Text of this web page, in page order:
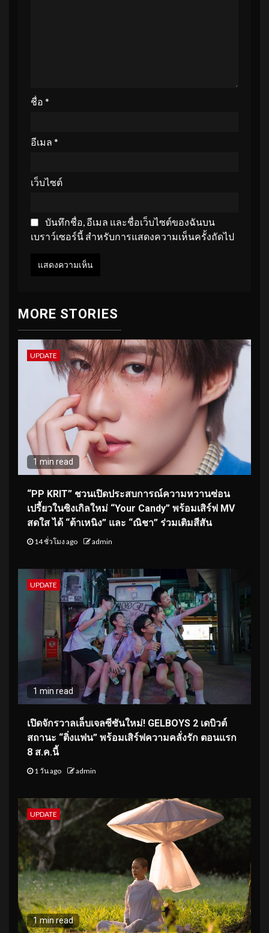
ชื่อ *
อีเมล *
เว็บไซต์
บันทึกชื่อ, อีเมล และชื่อเว็บไซต์ของฉันบน
เบราว์เซอร์นี้ สำหรับการแสดงความเห็นครั้งถัดไป
MORE STORIES
UPDATE
1 min read
“PP KRIT” ชวนเปิดประสบการณ์ความหวานซ่อน
เปรี้ยวในซิงเกิลใหม่ “Your Candy” พร้อมเสิร์ฟ MV
สดใส ได้ “ต้าเหนิง” และ “ณิชา” ร่วมเติมสีสัน
14 ชั่วโมง ago admin
UPDATE
1 min read
เปิดจักรวาลเล็บเจลซีซันใหม่! GELBOYS 2 เดบิวต์
สถานะ “ติ่งแฟน” พร้อมเสิร์ฟความคลั่งรัก ตอนแรก
8 ส.ค.นี้
1 วัน ago admin
UPDATE
1 min read